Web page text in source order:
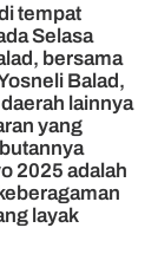
tempat
Selasa
bersama
Balad,
lainnya
yang
2025 adalah
layak